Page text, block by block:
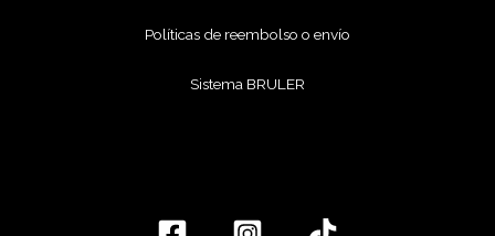
Políticas de reembolso o envío
Sistema BRULER